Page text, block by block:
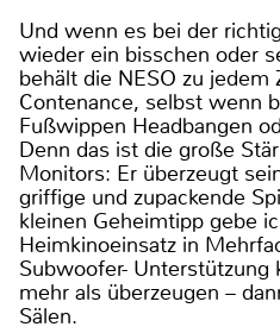
Und wenn es bei der
wieder ein bisschen oder
behält die NESO zu jedem
Contenance, selbst wenn
Fußwippen Headbangen
Denn das ist die große
Monitors: Er überzeugt
griffige und zupackende
kleinen Geheimtipp gebe
Heimkinoeinsatz in
Subwoofer- Unterstützung
mehr als überzeugen –
Sälen.